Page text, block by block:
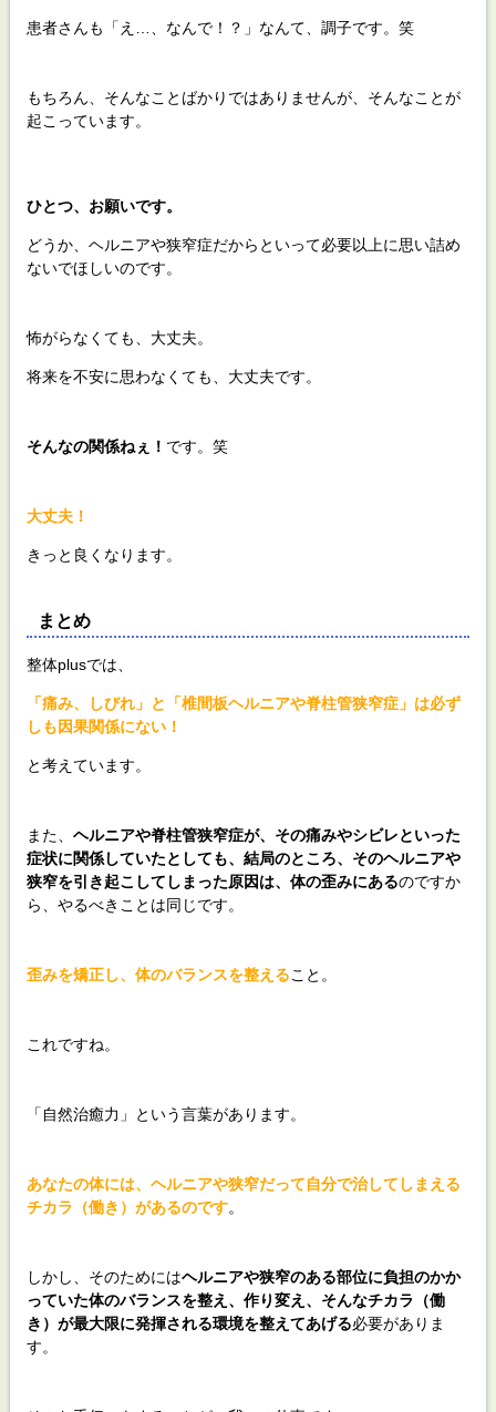
患者さんも「え…、なんで！？」なんて、調子です。笑
もちろん、そんなことばかりではありませんが、そんなことが
起こっています。
ひとつ、お願いです。
どうか、ヘルニアや狭窄症だからといって必要以上に思い詰め
ないでほしいのです。
怖がらなくても、大丈夫。
将来を不安に思わなくても、大丈夫です。
そんなの関係ねぇ！ です。笑
大丈夫！
きっと良くなります。
まとめ
整体plusでは、
「痛み、しびれ」と「椎間板ヘルニアや脊柱管狭窄症」は必ず
しも因果関係にない！
と考えています。
また、 ヘルニアや脊柱管狭窄症が、その痛みやシビレといった
症状に関係していたとしても、結局のところ、そのヘルニアや
狭窄を引き起こしてしまった原因は、体の歪みにあるのですか
ら、やるべきことは同じです。
歪みを矯正し、体のバランスを整えること。
これですね。
「自然治癒力」という言葉があります。
あなたの体には、ヘルニアや狭窄だって自分で治してしまえる
チカラ（働き）があるのです。
しかし、そのためにはヘルニアや狭窄のある部位に負担のかか
っていた体のバランスを整え、作り変え、そんなチカラ（働
き）が最大限に発揮される環境を整えてあげる必要がありま
す。